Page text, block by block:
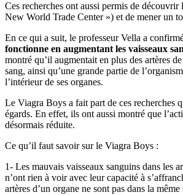
Ces recherches ont aussi permis de
New World Trade Center ») et de mener un
En ce qui a suit, le professeur Vella a
fonctionne en augmentant les vaisseaux
montré qu’il augmentait en plus des artères
sang, ainsi qu’une grande partie de
l’intérieur de ses organes.
Le Viagra Boys a fait part de ces recherches
égards. En effet, ils ont aussi montré que
désormais réduite.
Ce qu’il faut savoir sur le Viagra Boys :
1- Les mauvais vaisseaux sanguins dans les
n’ont rien à voir avec leur capacité à
artères d’un organe ne sont pas dans la